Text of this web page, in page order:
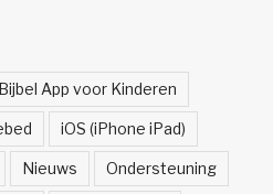
Bijbel App voor Kinderen
iOS (iPhone iPad)
Nieuws Ondersteuning